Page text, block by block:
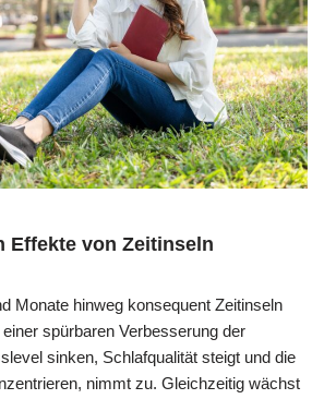
Effekte von Zeitinseln
Monate hinweg konsequent Zeitinseln
spürbaren Verbesserung der
sinken, Schlafqualität steigt und die
nimmt zu. Gleichzeitig wächst